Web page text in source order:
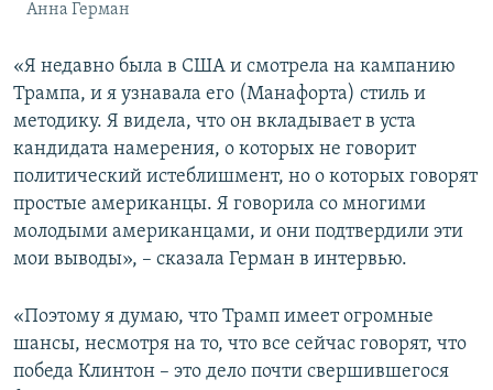
Анна Герман
«Я недавно была в США и смотрела на кампанию
Трампа, и я узнавала его (Манафорта) стиль и
методику. Я видела, что он вкладывает в уста
кандидата намерения, о которых не говорит
политический истеблишмент, но о которых говорят
простые американцы. Я говорила со многими
молодыми американцами, и они подтвердили эти
мои выводы», – сказала Герман в интервью.
«Поэтому я думаю, что Трамп имеет огромные
шансы, несмотря на то, что все сейчас говорят, что
победа Клинтон – это дело почти свершившегося